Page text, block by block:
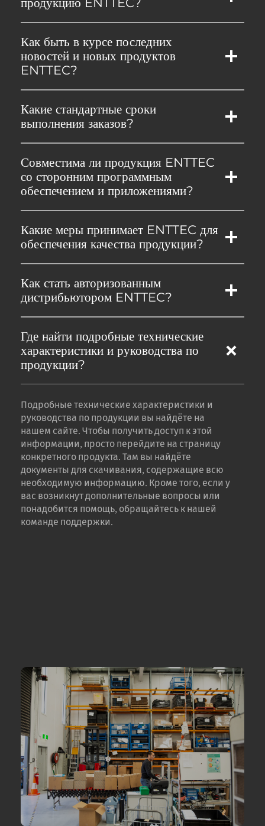
Как быть в курсе последних
новостей и новых продуктов
ENTTEC?
Какие стандартные сроки
выполнения заказов?
Совместима ли продукция ENTTEC
со сторонним программным
обеспечением и приложениями?
Какие меры принимает ENTTEC для
обеспечения качества продукции?
Как стать авторизованным
дистрибьютором ENTTEC?
Где найти подробные технические
характеристики и руководства по
продукции?
Подробные технические характеристики и
руководства по продукции вы найдёте на
нашем сайте. Чтобы получить доступ к этой
информации, просто перейдите на страницу
конкретного продукта. Там вы найдёте
документы для скачивания, содержащие всю
необходимую информацию. Кроме того, если у
вас возникнут дополнительные вопросы или
понадобится помощь, обращайтесь к нашей
команде поддержки.